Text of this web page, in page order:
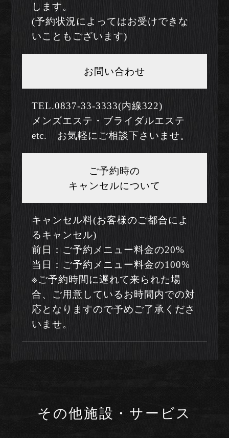
します。
(予約状況によってはお受けできな
いこともございます)
お問い合わせ
TEL.0837-33-3333(内線322)
メンズエステ・ブライダルエステ
etc. お気軽にご相談下さいませ。
ご予約時の
キャンセルについて
キャンセル料(お客様のご都合によ
るキャンセル)
前日：ご予約メニュー料金の20%
当日：ご予約メニュー料金の100%
※ご予約時間に遅れて来られた場
合、ご用意しているお時間内での対
応となりますので予めご了承くださ
いませ。
その他施設・サービス